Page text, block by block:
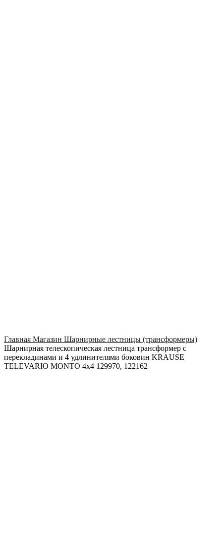
Главная Магазин Шарнирные лестницы (трансформеры)
Шарнирная телескопическая лестница трансформер с
перекладинами и 4 удлинителями боковин KRAUSE
TELEVARIO MONTO 4х4 129970, 122162